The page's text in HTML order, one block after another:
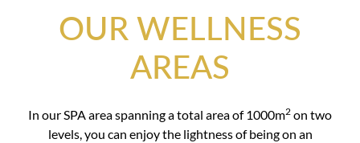
OUR WELLNESS
AREAS
In our SPA area spanning a total area of 1000m2 on two
levels, you can enjoy the lightness of being on an